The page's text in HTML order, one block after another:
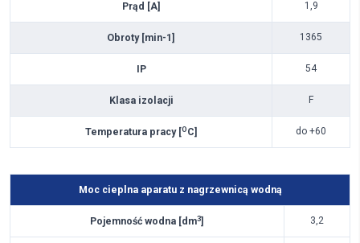
Prąd [A] 1,9
Obroty [min-1] 1365
IP 54
Klasa izolacji F
Temperatura pracy [OC] do +60
Moc cieplna aparatu z nagrzewnicą wodną
Pojemność wodna [dm3] 3,2